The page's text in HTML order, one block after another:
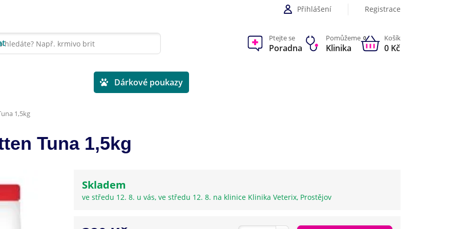
Přihlášení Registrace
Ptejte se
Poradna
Pomůžeme
Klinika
0 Košík
0 Kč
Dárkové poukazy
1,5kg
Tuna 1,5kg
Skladem
ve středu 12. 8. u vás, ve středu 12. 8. na klinice Klinika Veterix, Prostějov